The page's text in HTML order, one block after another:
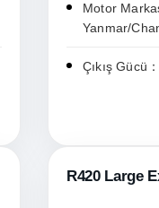
Motor
Yanmar/
Çıkış Gücü
R420 Large